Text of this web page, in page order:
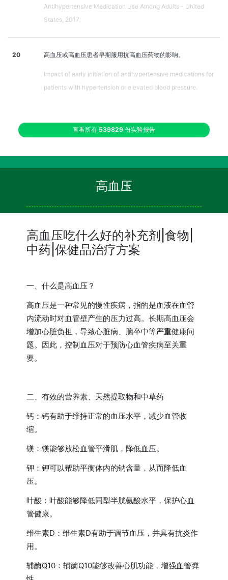
Antihypertensive Medication Use Among Adults - United
States, 2017.
20 高血压或高血压患者早期服用抗高血压药物的影响。
Impact of early initiation of antihypertensive medications for
patients with hypertension or elevated blood pressure.
查看所有 539829 份实验报告
高血压
高血压吃什么好的补充剂|食物|
中药|保健品治疗方案
一、什么是高血压？
高血压是一种常见的慢性疾病，指的是血液在血管
内流动时对血管壁产生的压力过高。长期高血压会
增加心脏负担，导致心脏病、脑卒中等严重健康问
题。因此，控制血压对于预防心血管疾病至关重
要。
二、有效的营养素、天然提取物和中草药
钙：钙有助于维持正常的血压水平，减少血管收
缩。
镁：镁能够放松血管平滑肌，降低血压。
钾：钾可以帮助平衡体内的钠含量，从而降低血
压。
叶酸：叶酸能够降低同型半胱氨酸水平，保护心血
管健康。
维生素D：维生素D有助于调节血压，并具有抗炎作
用。
辅酶Q10：辅酶Q10能够改善心肌功能，增强血管弹